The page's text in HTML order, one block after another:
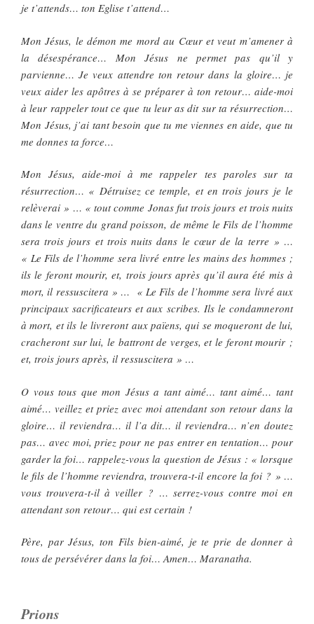
je t’attends… ton Eglise t’attend…
Mon Jésus, le démon me mord au Cœur et veut m’amener à
la désespérance… Mon Jésus ne permet pas qu’il y
parvienne… Je veux attendre ton retour dans la gloire… je
veux aider les apôtres à se préparer à ton retour… aide-moi
à leur rappeler tout ce que tu leur as dit sur ta résurrection…
Mon Jésus, j’ai tant besoin que tu me viennes en aide, que tu
me donnes ta force…
Mon Jésus, aide-moi à me rappeler tes paroles sur ta
résurrection… « Détruisez ce temple, et en trois jours je le
relèverai » … « tout comme Jonas fut trois jours et trois nuits
dans le ventre du grand poisson, de même le Fils de l’homme
sera trois jours et trois nuits dans le cœur de la terre » …
« Le Fils de l’homme sera livré entre les mains des hommes ;
ils le feront mourir, et, trois jours après qu’il aura été mis à
mort, il ressuscitera » … « Le Fils de l’homme sera livré aux
principaux sacrificateurs et aux scribes. Ils le condamneront
à mort, et ils le livreront aux païens, qui se moqueront de lui,
cracheront sur lui, le battront de verges, et le feront mourir ;
et, trois jours après, il ressuscitera » …
O vous tous que mon Jésus a tant aimé… tant aimé… tant
aimé… veillez et priez avec moi attendant son retour dans la
gloire… il reviendra… il l’a dit… il reviendra… n’en doutez
pas… avec moi, priez pour ne pas entrer en tentation… pour
garder la foi… rappelez-vous la question de Jésus : « lorsque
le fils de l’homme reviendra, trouvera-t-il encore la foi ? » …
vous trouvera-t-il à veiller ? … serrez-vous contre moi en
attendant son retour… qui est certain !
Père, par Jésus, ton Fils bien-aimé, je te prie de donner à
tous de persévérer dans la foi… Amen… Maranatha.
Prions